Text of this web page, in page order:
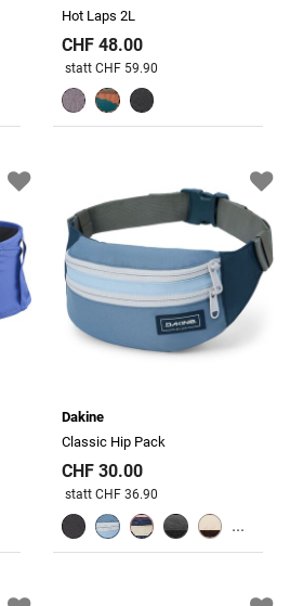
Hot Laps 2L
CHF 48.00
Preis reduziert von
statt CHF 59.90
Dakine
Classic Hip Pack
CHF 30.00
Preis reduziert von
statt CHF 36.90
...